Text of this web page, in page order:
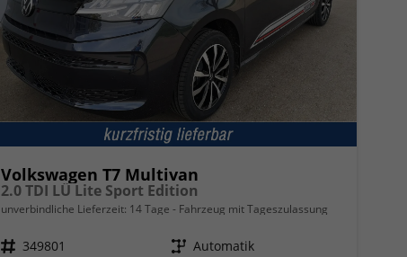
Volkswagen T7 Multivan
2.0 TDI LÜ Lite Sport Edition
unverbindliche Lieferzeit: 14 Tage Fahrzeug mit Tageszulassung
Fahrzeugnr. 349801 Getriebe Automatik